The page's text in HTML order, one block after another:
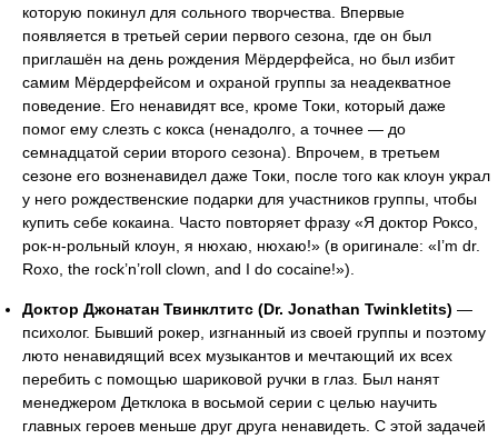
которую покинул для сольного творчества. Впервые
появляется в третьей серии первого сезона, где он был
приглашён на день рождения Мёрдерфейса, но был избит
самим Мёрдерфейсом и охраной группы за неадекватное
поведение. Его ненавидят все, кроме Токи, который даже
помог ему слезть с кокса (ненадолго, а точнее — до
семнадцатой серии второго сезона). Впрочем, в третьем
сезоне его возненавидел даже Токи, после того как клоун украл
у него рождественские подарки для участников группы, чтобы
купить себе кокаина. Часто повторяет фразу «Я доктор Роксо,
рок-н-рольный клоун, я нюхаю, нюхаю!» (в оригинале: «I’m dr.
Roxo, the rock’n’roll clown, and I do cocaine!»).
Доктор Джонатан Твинклтитс (Dr. Jonathan Twinkletits) —
психолог. Бывший рокер, изгнанный из своей группы и поэтому
люто ненавидящий всех музыкантов и мечтающий их всех
перебить с помощью шариковой ручки в глаз. Был нанят
менеджером Детклока в восьмой серии с целью научить
главных героев меньше друг друга ненавидеть. С этой задачей